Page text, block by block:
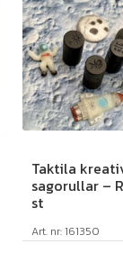
Taktila
sagorullar –
st
Art. nr: 161350